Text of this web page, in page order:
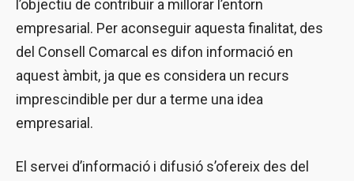
l’objectiu de contribuir a millorar l’entorn
empresarial. Per aconseguir aquesta finalitat, des
del Consell Comarcal es difon informació en
aquest àmbit, ja que es considera un recurs
imprescindible per dur a terme una idea
empresarial.
El servei d’informació i difusió s’ofereix des del